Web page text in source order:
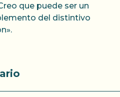
que puede ser un
del distintivo